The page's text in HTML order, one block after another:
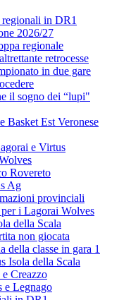
in DR1
2026/27
regionale
retrocesse
in due gare
il sogno dei “lupi"
Basket Est Veronese
e Virtus
Rovereto
Ag
provinciali
i Lagorai Wolves
della Scala
non giocata
della classe in gara 1
Isola della Scala
Creazzo
e Legnago